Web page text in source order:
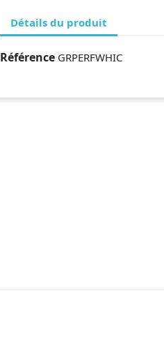
Détails du produit
Référence GRPERFWHIC